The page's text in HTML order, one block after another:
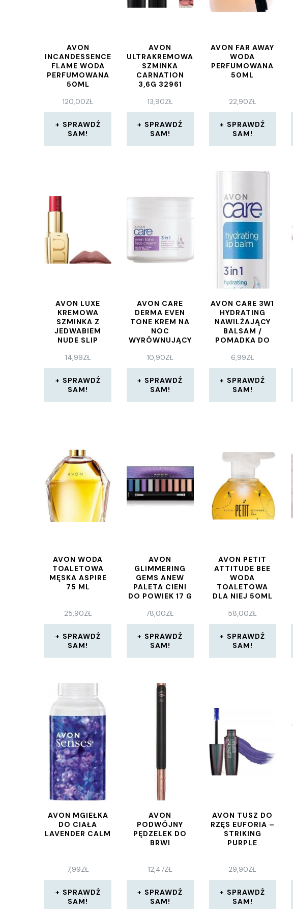
AVON
INCANDESSENCE
FLAME WODA
PERFUMOWANA
50ML
120,00ZŁ
SPRAWDŹ
SAM!
AVON
ULTRAKREMOWA
SZMINKA
CARNATION
3,6G 32961
13,90ZŁ
SPRAWDŹ
SAM!
AVON FAR AWAY
WODA
PERFUMOWANA
50ML
22,90ZŁ
SPRAWDŹ
SAM!
AVON LUXE
KREMOWA
SZMINKA Z
JEDWABIEM
NUDE SLIP
14,99ZŁ
SPRAWDŹ
SAM!
AVON CARE
DERMA EVEN
TONE KREM NA
NOC
WYRÓWNUJĄCY
3W1 100 ML
10,90ZŁ
SPRAWDŹ
SAM!
AVON CARE 3W1
HYDRATING
NAWILŻAJĄCY
BALSAM /
POMADKA DO
6,99ZŁ
SPRAWDŹ
SAM!
AVON WODA
TOALETOWA
MĘSKA ASPIRE
75 ML
25,90ZŁ
SPRAWDŹ
SAM!
AVON
GLIMMERING
GEMS ANEW
PALETA CIENI
DO POWIEK 17 G
78,00ZŁ
SPRAWDŹ
SAM!
AVON PETIT
ATTITUDE BEE
WODA
TOALETOWA
DLA NIEJ 50ML
58,00ZŁ
SPRAWDŹ
SAM!
AVON MGIEŁKA
DO CIAŁA
LAVENDER CALM
7,99ZŁ
SPRAWDŹ
SAM!
AVON
PODWÓJNY
PĘDZELEK DO
BRWI
12,47ZŁ
SPRAWDŹ
SAM!
AVON TUSZ DO
RZĘS EUFORIA –
STRIKING
PURPLE
29,90ZŁ
SPRAWDŹ
SAM!